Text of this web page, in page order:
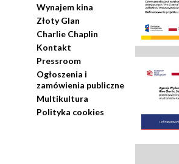
Wynajem kina
Złoty Glan
Charlie Chaplin
Kontakt
Pressroom
Ogłoszenia i
zamówienia publiczne
Multikultura
Polityka cookies